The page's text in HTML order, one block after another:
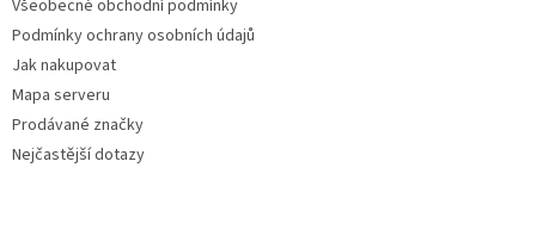
Všeobecné obchodní podmínky
Podmínky ochrany osobních údajů
Jak nakupovat
Mapa serveru
Prodávané značky
Nejčastější dotazy